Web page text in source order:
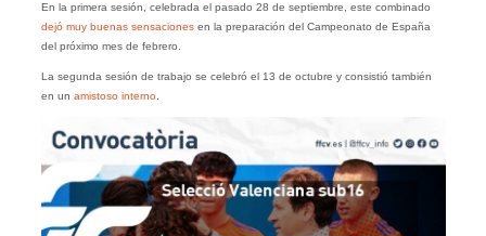
En la primera sesión, celebrada el pasado 28 de septiembre, este combinado
dejó muy buenas sensacionesen la preparación del Campeonato de España
del próximo mes de febrero.
La segunda sesión de trabajo se celebró el 13 de octubre y consistió también
en un amistoso interno.